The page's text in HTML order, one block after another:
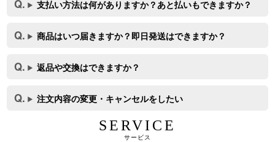
支払い方法は何がありますか？あと払いもできますか？
商品はいつ届きますか？即日発送はできますか？
返品や交換はできますか？
注文内容の変更・キャンセルをしたい
SERVICE
サービス